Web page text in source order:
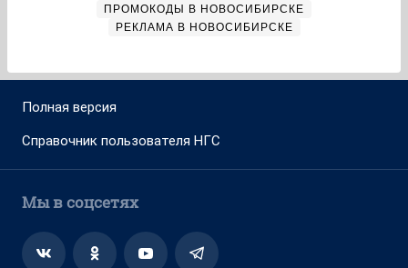
ПРОМОКОДЫ В НОВОСИБИРСКЕ
РЕКЛАМА В НОВОСИБИРСКЕ
Полная версия
Справочник пользователя НГС
Мы в соцсетях